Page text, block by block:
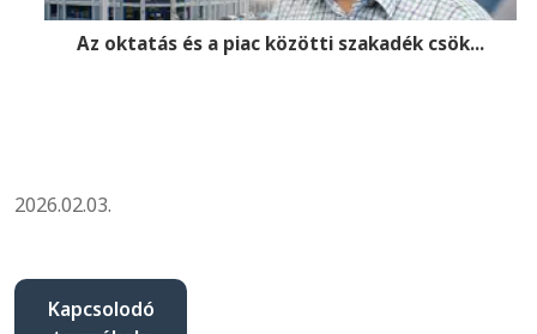
Az oktatás és a piac közötti szakadék csök...
2026.02.03.
Kapcsolodó